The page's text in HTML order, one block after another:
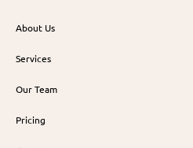
About Us
Services
Our Team
Pricing